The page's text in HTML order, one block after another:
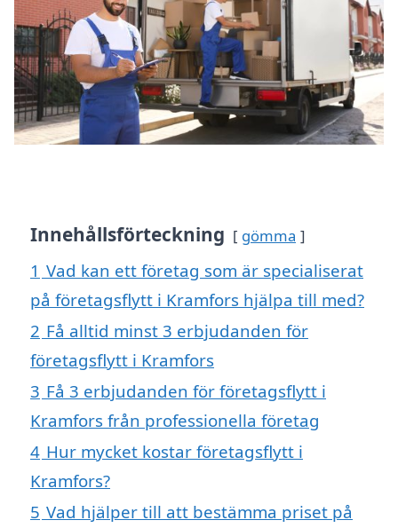
Innehållsförteckning gömma
1 Vad kan ett företag som är specialiserat
på företagsflytt i Kramfors hjälpa till med?
2 Få alltid minst 3 erbjudanden för
företagsflytt i Kramfors
3 Få 3 erbjudanden för företagsflytt i
Kramfors från professionella företag
4 Hur mycket kostar företagsflytt i
Kramfors?
5 Vad hjälper till att bestämma priset på